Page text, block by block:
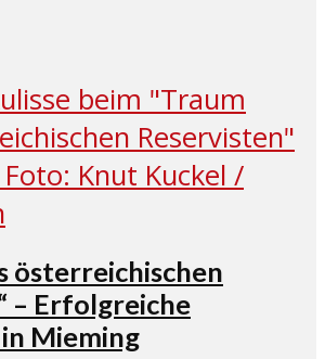
österreichischen
– Erfolgreiche
Mieming